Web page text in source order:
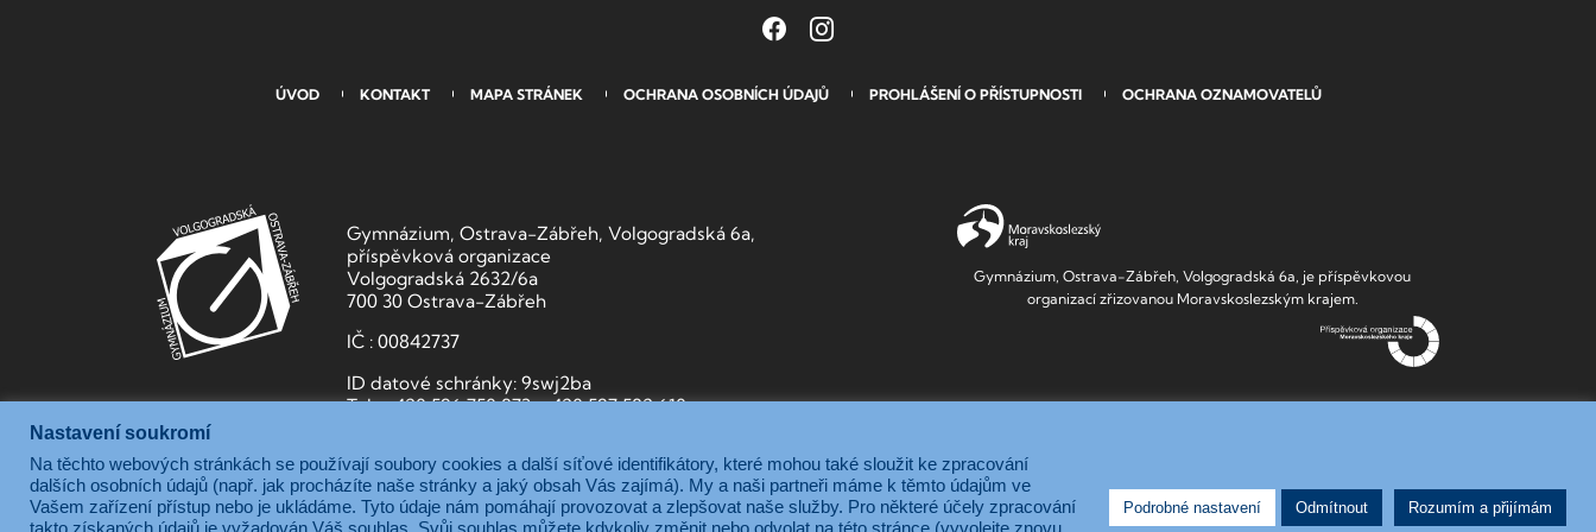
ÚVOD KONTAKT MAPA STRÁNEK OCHRANA OSOBNÍCH ÚDAJŮ PROHLÁŠENÍ O PŘÍSTUPNOSTI OCHRANA OZNAMOVATELŮ
Gymnázium, Ostrava-Zábřeh, Volgogradská 6a,
příspěvková organizace
Volgogradská 2632/6a
700 30 Ostrava-Zábřeh
IČ : 00842737
ID datové schránky: 9swj2ba
Tel.: +420 596 750 873, +420 597 582 610
Gymnázium, Ostrava-Zábřeh, Volgogradská 6a, je příspěvkovou
organizací zřizovanou Moravskoslezským krajem.
Nastavení soukromí
Na těchto webových stránkách se používají soubory cookies a další síťové identifikátory, které mohou také sloužit ke zpracování
dalších osobních údajů (např. jak procházíte naše stránky a jaký obsah Vás zajímá). My a naši partneři máme k těmto údajům ve
Vašem zařízení přístup nebo je ukládáme. Tyto údaje nám pomáhají provozovat a zlepšovat naše služby. Pro některé účely zpracování
Podrobné nastavení Odmítnout Rozumím a přijímám